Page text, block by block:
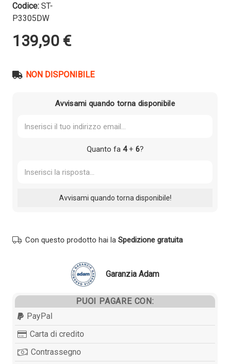
Codice: ST-
P3305DW
139,90 €
NON DISPONIBILE
Avvisami quando torna disponibile
Quanto fa 4+ 6?
Con questo prodotto hai la Spedizione gratuita
Garanzia Adam
PUOI PAGARE CON:
PayPal
Carta di credito
Contrassegno